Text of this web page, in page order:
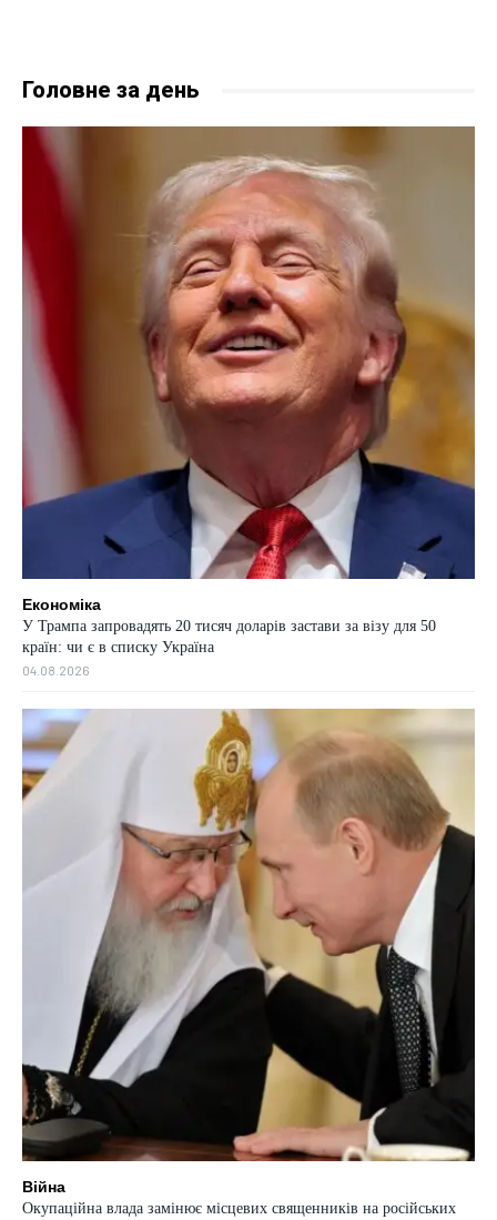
Головне за день
Економіка
У Трампа запровадять 20 тисяч доларів застави за візу для 50
країн: чи є в списку Україна
04.08.2026
Війна
Окупаційна влада замінює місцевих священників на російських